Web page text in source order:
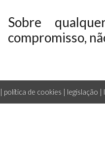
Sobre
compromisso,
política de cookies legislação